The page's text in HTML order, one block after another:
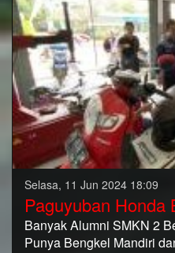
Selasa, 11 Jun 2024 18:09
Paguyuban Honda
Banyak Alumni SMKN 2
Punya Bengkel Mandiri